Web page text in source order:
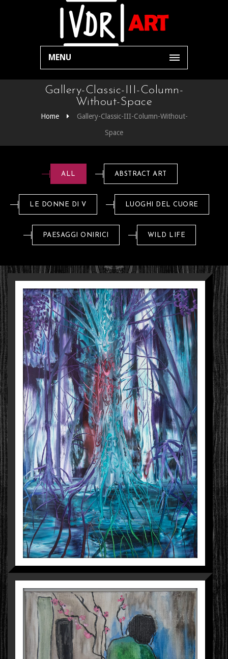
MENU
Gallery-Classic-III-Column-
Without-Space
Home
Gallery-Classic-III-Column-Without-
Space
ALL ABSTRACT ART
LE DONNE DI V LUOGHI DEL CUORE
PAESAGGI ONIRICI WILD LIFE